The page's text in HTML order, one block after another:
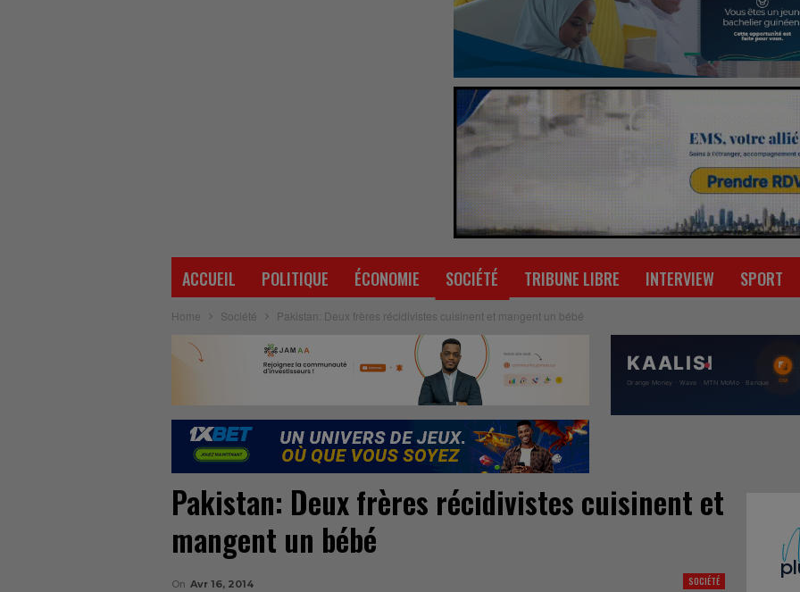
ACCUEIL POLITIQUE ÉCONOMIE SOCIÉTÉ TRIBUNE LIBRE INTERVIEW SPORT
Home Société Pakistan: Deux frères récidivistes cuisinent et mangent un bébé
Pakistan: Deux frères récidivistes cuisinent et
mangent un bébé
SOCIÉTÉ
On Avr 16, 2014